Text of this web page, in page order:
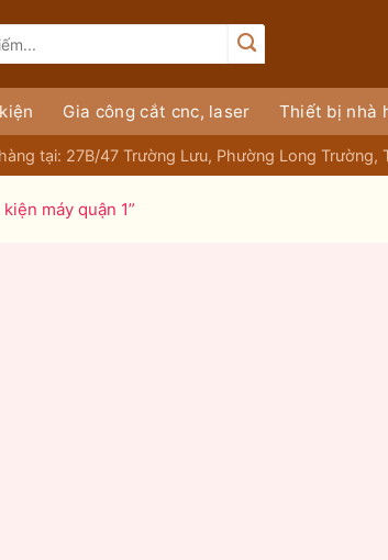
Gia công cắt cnc, laser Thiết bị nhà
tại: 27B/47 Trường Lưu, Phường Long Trường,
máy quận 1”